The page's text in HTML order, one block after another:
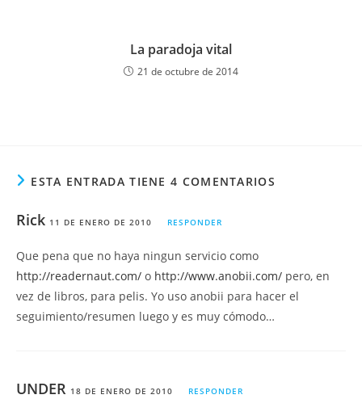
La paradoja vital
21 de octubre de 2014
ESTA ENTRADA TIENE 4 COMENTARIOS
Rick 11 DE ENERO DE 2010 RESPONDER
Que pena que no haya ningun servicio como
http://readernaut.com/ o http://www.anobii.com/ pero, en
vez de libros, para pelis. Yo uso anobii para hacer el
seguimiento/resumen luego y es muy cómodo…
UNDER 18 DE ENERO DE 2010 RESPONDER